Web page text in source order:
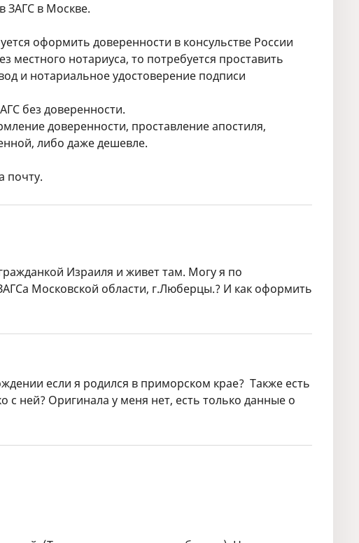
ЗАГС в Москве.
оформить доверенности в консульстве России
местного нотариуса, то потребуется проставить
и нотариальное удостоверение подписи
без доверенности.
доверенности, проставление апостиля,
либо даже дешевле.
почту.
Израиля и живет там. Могу я по
Московской области, г.Люберцы.? И как оформить
если я родился в приморском крае? Также есть
с ней? Оригинала у меня нет, есть только данные о